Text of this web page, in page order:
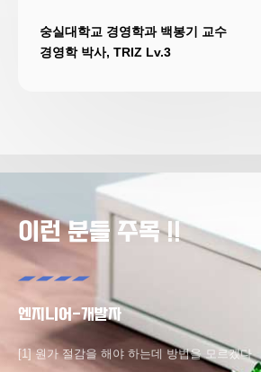
숭실대학교 경영학과 백봉기 교수
경영학 박사, TRIZ Lv.3
이런 분들 주목 !!
엔지니어-개발자
[1] 원가 절감을 해야 하는데 방법을 모르겠다